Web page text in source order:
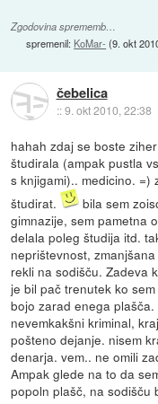
Zgodovina sprememb…
spremenil: KoMar- (9. okt
čebelica
::9. okt 2010, 22:38
hahah zdaj se boste
študirala (ampak pustla
s knjigami).. medicino. =)
študirat.
bila sem
gimnazije, sem pametna
delala poleg študija itd.
neprištevnost,
rekli na sodišču. Zadeva
je bil pač trenutek ko
bojo zarad enega
nevemkakšni kriminal,
pošteno dejanje. nisem
denarja. vem.. ne omili
Ampak glede na to da
popoln plašč, na sodišču